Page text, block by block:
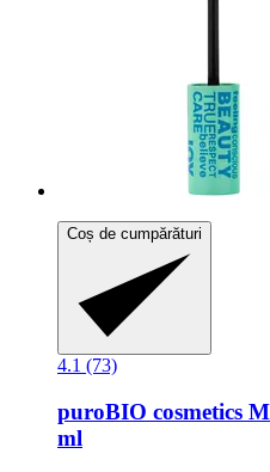
Coș de cumpărături
4.1 (73)
puroBIO cosmetics
ml